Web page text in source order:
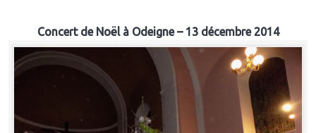
Concert de Noël à Odeigne – 13 décembre 2014